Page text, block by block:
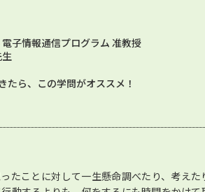
子情報通信プログラム 准教授
たら、この学問がオススメ！
たことに対して一生懸命調べたり、考えた